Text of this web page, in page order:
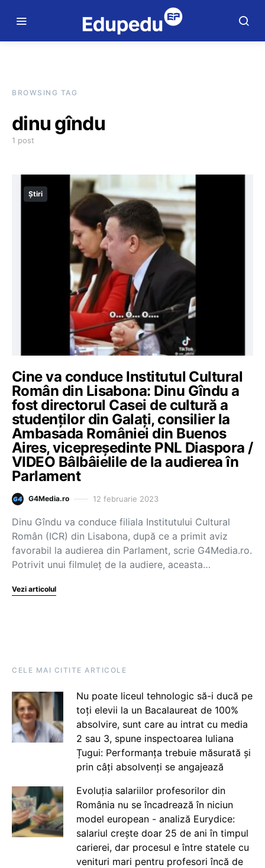
BROWSING TAG
dinu gîndu
1 post
Știri
Cine va conduce Institutul Cultural
Român din Lisabona: Dinu Gîndu a
fost directorul Casei de cultură a
studenților din Galați, consilier la
Ambasada României din Buenos
Aires, vicepreședinte PNL Diaspora /
VIDEO Bâlbâielile de la audierea în
Parlament
G4Media.ro 12 februarie 2023
Dinu Gîndu va conduce filiala Institutului Cultural
Român (ICR) din Lisabona, după ce a primit aviz
favorabil la audierea din Parlament, scrie G4Media.ro.
Potrivit unui filmuleț de la audiere, aceasta…
Vezi articolul
CELE MAI CITITE ARTICOLE
Nu poate liceul tehnologic să-i ducă pe
toți elevii la un Bacalaureat de 100%
absolvire, sunt care au intrat cu media
2 sau 3, spune inspectoarea Iuliana
Țugui: Performanța trebuie măsurată și
prin câți absolvenți se angajează
Evoluția salariilor profesorilor din
România nu se încadrează în niciun
model european - analiză Eurydice:
salariul crește doar 25 de ani în timpul
carierei, dar procesul e între statele cu
venituri mari pentru profesori încă de